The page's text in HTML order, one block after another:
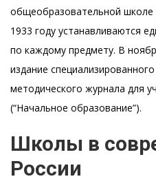
общеобразовательной школе
1933 году устанавливаются
по каждому предмету. В
издание
методического журнала для
(“Начальное образование”).
Школы в
России